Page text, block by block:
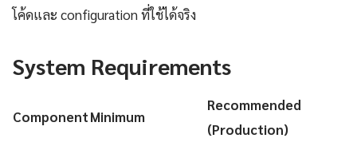
โค้ดและ configuration ที่ใช้ได้จริง
System Requirements
ComponentMinimum
Recommended
(Production)